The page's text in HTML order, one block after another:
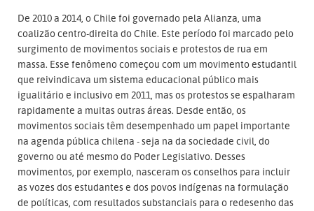
De 2010 a 2014, o Chile foi governado pela Alianza, uma
coalizão centro-direita do Chile. Este período foi marcado pelo
surgimento de movimentos sociais e protestos de rua em
massa. Esse fenômeno começou com um movimento estudantil
que reivindicava um sistema educacional público mais
igualitário e inclusivo em 2011, mas os protestos se espalharam
rapidamente a muitas outras áreas. Desde então, os
movimentos sociais têm desempenhado um papel importante
na agenda pública chilena - seja na da sociedade civil, do
governo ou até mesmo do Poder Legislativo. Desses
movimentos, por exemplo, nasceram os conselhos para incluir
as vozes dos estudantes e dos povos indígenas na formulação
de políticas, com resultados substanciais para o redesenho das